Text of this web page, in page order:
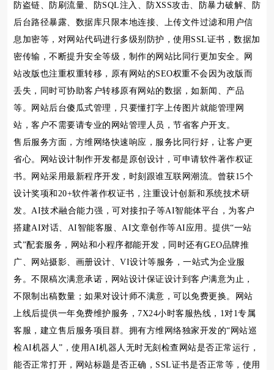
防盗链、防刷流量、防SQL注入、防XSS攻击、防暴力破解、防
后台路径暴露、数据库只限本地连接、上传文件过滤和用户信
息加密等，对网站代码进行多级别防护，使用SSL证书，数据加
密传输，不断提升安全等级，制作的网站比同行更加安全。网
站改版也注重权重转移，原有网站的SEO权重不会因为改版而
丢失，同时可协助客户转移原有网站的数据，如新闻、产品
等。网站后台傻瓜式管理，只要懂打字上传图片就能管理网
站，客户不需要请专业的网站管理人员，节省客户开支。
售后服务方面，方维网络快速响应，服务比同行好，让客户更
省心。网站设计制作开发都是原创设计，可申请软件著作权证
书。网站采用最新程序开发，时刻跟谁互联网潮流。曾获15个
设计奖项和20+软件著作权证书，注重设计创新和系统技术研
发。AI技术融合能力强，可对接扣子等AI智能体平台，为客户
搭建AI对话、AI智能客服、AI文章创作等AI应用。提供“一站
式”配套服务，网站和小程序都能开发，同时还有GEO品牌推
广、网站摄影、画册设计、VI设计等服务，一站式为企业服
务。不限稿次满意承诺，网站设计保证设计到客户满意为止，
不限制出稿数量；如果对设计师不满意，可以免费更换。网站
上线后提供一年免费维护服务，7X24小时客服热线，1对1专属
客服，建立售后服务项目群。拥有方维网络独家开发的“网站巡
检AI机器人”，使用AI机器人无时无刻检查网站是否正常运行，
能否正常打开，网站标题是否正确，SSL证书是否正常等，使用